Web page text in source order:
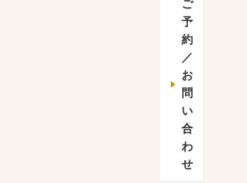
ご
予
約
／
お
問
い
合
わ
せ